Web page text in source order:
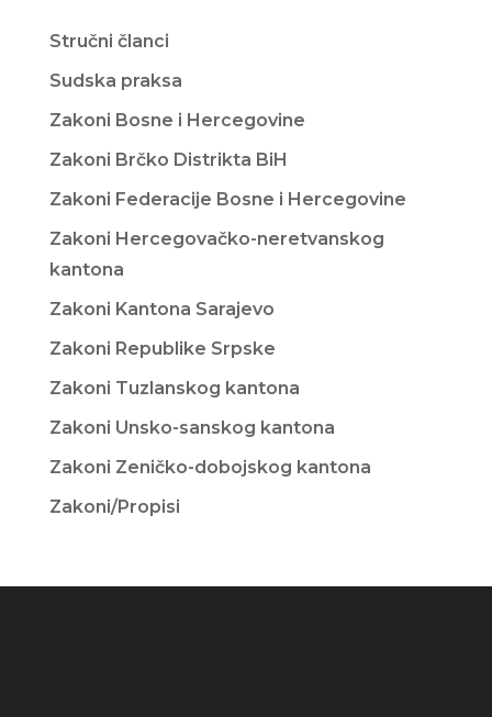
Stručni članci
Sudska praksa
Zakoni Bosne i Hercegovine
Zakoni Brčko Distrikta BiH
Zakoni Federacije Bosne i Hercegovine
Zakoni Hercegovačko-neretvanskog
kantona
Zakoni Kantona Sarajevo
Zakoni Republike Srpske
Zakoni Tuzlanskog kantona
Zakoni Unsko-sanskog kantona
Zakoni Zeničko-dobojskog kantona
Zakoni/Propisi